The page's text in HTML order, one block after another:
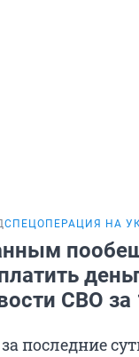
СПЕЦОПЕРАЦИЯ НА
СВО за
последние